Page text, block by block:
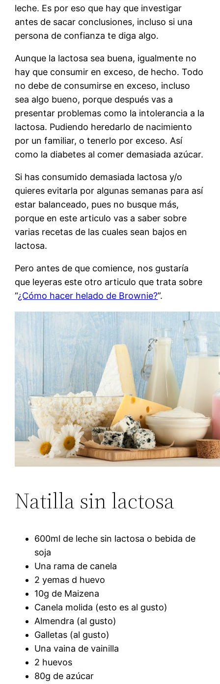
leche. Es por eso que hay que investigar
antes de sacar conclusiones, incluso si una
persona de confianza te diga algo.
Aunque la lactosa sea buena, igualmente no
hay que consumir en exceso, de hecho. Todo
no debe de consumirse en exceso, incluso
sea algo bueno, porque después vas a
presentar problemas como la intolerancia a la
lactosa. Pudiendo heredarlo de nacimiento
por un familiar, o tenerlo por exceso. Así
como la diabetes al comer demasiada azúcar.
Si has consumido demasiada lactosa y/o
quieres evitarla por algunas semanas para así
estar balanceado, pues no busque más,
porque en este articulo vas a saber sobre
varias recetas de las cuales sean bajos en
lactosa.
Pero antes de que comience, nos gustaría
que leyeras este otro articulo que trata sobre
“¿Cómo hacer helado de Brownie?”.
Natilla sin lactosa
600ml de leche sin lactosa o bebida de
soja
Una rama de canela
2 yemas d huevo
10g de Maizena
Canela molida (esto es al gusto)
Almendra (al gusto)
Galletas (al gusto)
Una vaina de vainilla
2 huevos
80g de azúcar